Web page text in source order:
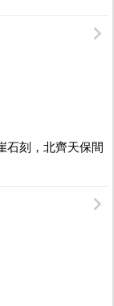
石刻，北齊天保間